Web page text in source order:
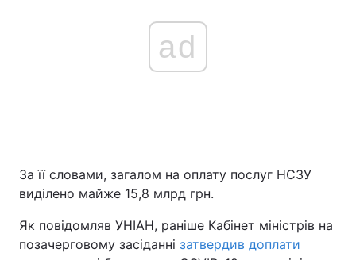
ad
За її словами, загалом на оплату послуг НСЗУ
виділено майже 15,8 млрд грн.
Як повідомляв УНІАН, раніше Кабінет міністрів на
позачерговому засіданні затвердив доплати